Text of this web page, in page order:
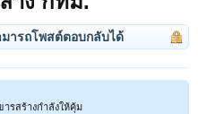
ารถโพสต์ตอบกลับได้
รสร้างกำลังให้คุ้ม